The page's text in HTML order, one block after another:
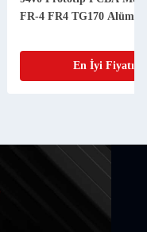
Prototip PCB
En İyi